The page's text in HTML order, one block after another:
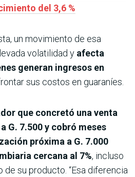
del 3,6 %
un movimiento de esa
volatilidad y afecta
generan ingresos en
sus costos en guaraníes.
que concretó una venta
G. 7.500 y cobró meses
próxima a G. 7.000
cercana al 7%, incluso
de su producto. “Esa diferencia